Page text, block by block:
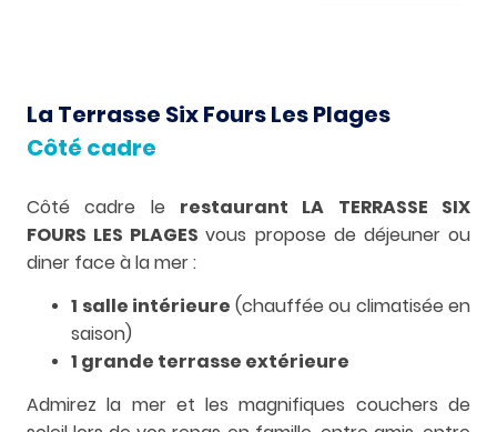
La Terrasse Six Fours Les Plages
Côté cadre
Côté cadre le restaurant LA TERRASSE SIX
FOURS LES PLAGESvous propose de déjeuner ou
diner face à la mer :
1 salle intérieure (chauffée ou climatisée en
saison)
1 grande terrasse extérieure
Admirez la mer et les magnifiques couchers de